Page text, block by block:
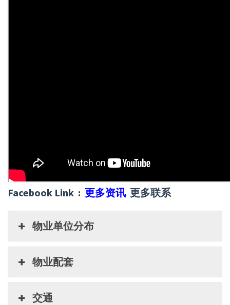
Facebook Link : 更多资讯 更多联系
物业单位分布
物业配套
交通